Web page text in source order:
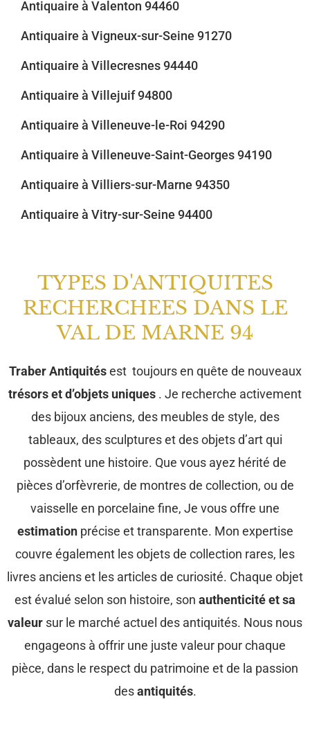
Antiquaire à Valenton 94460
Antiquaire à Vigneux-sur-Seine 91270
Antiquaire à Villecresnes 94440
Antiquaire à Villejuif 94800
Antiquaire à Villeneuve-le-Roi 94290
Antiquaire à Villeneuve-Saint-Georges 94190
Antiquaire à Villiers-sur-Marne 94350
Antiquaire à Vitry-sur-Seine 94400
TYPES D'ANTIQUITES
RECHERCHEES DANS LE
VAL DE MARNE 94
Traber Antiquitésest toujours en quête de nouveaux
trésors et d’objets uniques . Je recherche activement
des bijoux anciens, des meubles de style, des
tableaux, des sculptures et des objets d’art qui
possèdent une histoire. Que vous ayez hérité de
pièces d’orfèvrerie, de montres de collection, ou de
vaisselle en porcelaine fine, Je vous offre une
estimationprécise et transparente. Mon expertise
couvre également les objets de collection rares, les
livres anciens et les articles de curiosité. Chaque objet
est évalué selon son histoire, son authenticité et sa
valeur sur le marché actuel des antiquités. Nous nous
engageons à offrir une juste valeur pour chaque
pièce, dans le respect du patrimoine et de la passion
desantiquités.